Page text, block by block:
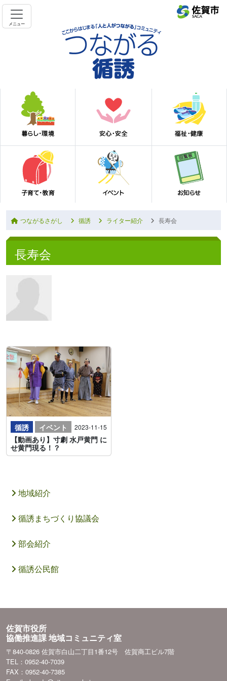
メニュー
つながるさがし 循誘 ライター紹介 長寿会
長寿会
循誘 イベント 2023-11-15
【動画あり】寸劇 水戸黄門 に
せ黄門現る！？
地域紹介
循誘まちづくり協議会
部会紹介
循誘公民館
佐賀市役所
協働推進課 地域コミュニティ室
〒840-0826 佐賀市白山二丁目1番12号 佐賀商工ビル7階
TEL：0952-40-7039
FAX：0952-40-7385